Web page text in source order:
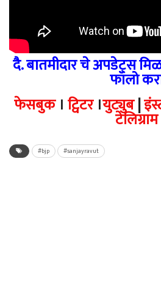
दै. बातमीदार चे अपडेट्स
फॉलो
फेसबुक। ट्विटर।युट्युब|
टेलिग्राम
#bjp #sanjayravut